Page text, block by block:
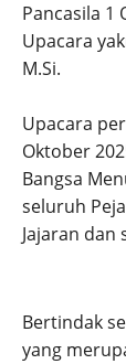
Pancasila 1
Upacara
M.Si.
Upacara
Oktober
Bangsa
seluruh
Jajaran
Bertindak
yang